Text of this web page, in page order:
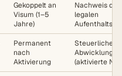
Gekoppelt an
Visum (1–5
Jahre)
Nachweis des
legalen
Permanent
nach
Aktivierung
Steuerliche
Abwicklung
(aktivierte NIE)